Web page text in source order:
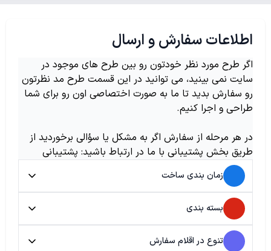
اطلاعات سفارش و ارسال
اگر طرح مورد نظر خودتون رو بین طرح های موجود در
سایت نمی بینید، می توانید در این قسمت طرح مد نظرتون
رو سفارش بدید تا ما به صورت اختصاصی اون رو برای شما
طراحی و اجرا کنیم.
در هر مرحله از سفارش اگر به مشکل یا سؤالی برخوردید از
طریق بخش پشتیبانی با ما در ارتباط باشید: پشتیبانی
زمان بندی ساخت
بسته بندی
تنوع در اقلام سفارش